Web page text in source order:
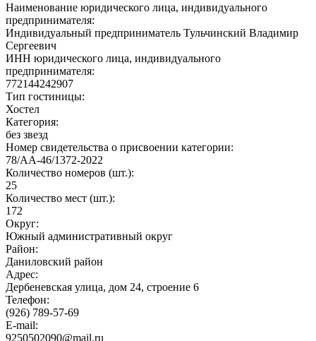
Наименование юридического лица, индивидуального
предпринимателя:
Индивидуальный предприниматель Тульчинский Владимир
Сергеевич
ИНН юридического лица, индивидуального
предпринимателя:
772144242907
Тип гостиницы:
Хостел
Категория:
без звезд
Номер свидетельства о присвоении категории:
78/АА-46/1372-2022
Количество номеров (шт.):
25
Количество мест (шт.):
172
Округ:
Южный административный округ
Район:
Даниловский район
Адрес:
Дербеневская улица, дом 24, строение 6
Телефон:
(926) 789-57-69
E-mail:
9250502090@mail.ru